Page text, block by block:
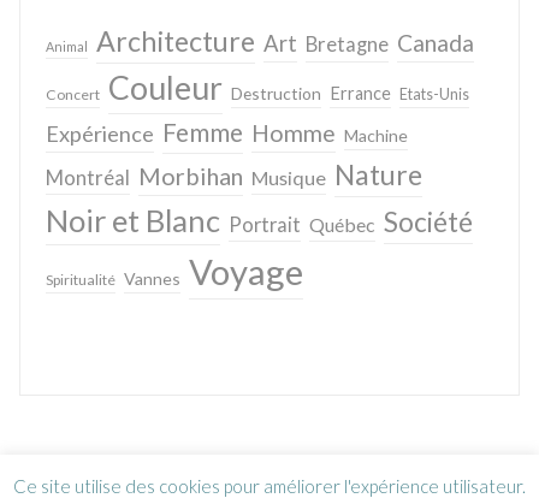
Animal Architecture Art Bretagne Canada
Concert Couleur Destruction Errance Etats-Unis
Expérience Femme Homme Machine
Montréal Morbihan Musique Nature
Noir et Blanc Portrait Québec Société
Spiritualité Vannes Voyage
Ce site utilise des cookies pour améliorer l'expérience utilisateur.